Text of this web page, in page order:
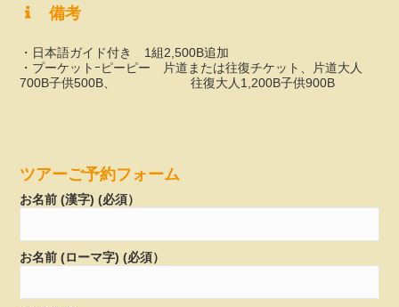
備考
・日本語ガイド付き 1組2,500B追加
・プーケットｰピーピー 片道または往復チケット、片道大人
700B子供500B、 往復大人1,200B子供900B
ツアーご予約フォーム
お名前 (漢字) (必須）
お名前 (ローマ字) (必須）